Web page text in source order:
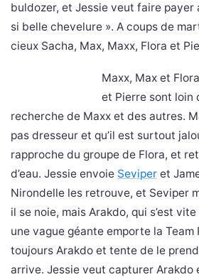
buldozer, et Jessie veut faire payer
si belle chevelure ». A coups de
cieux Sacha, Max, Maxx, Flora et
Maxx, Max et
et Pierre sont loin
recherche de Maxx et des autres.
pas dresseur et qu’il est surtout
rapproche du groupe de Flora, et
d’eau. Jessie envoie Seviper et
Nirondelle les retrouve, et Seviper
il se noie, mais Arakdo, qui s’est
une vague géante emporte la
toujours Arakdo et tente de le
arrive. Jessie veut capturer Arakdo